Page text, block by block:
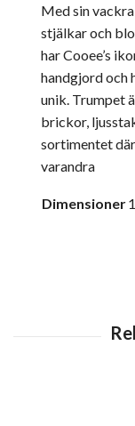
Med sin
stjälkar och
har Cooee’s
handgjord och
unik. Trumpet
brickor,
sortimentet
varandra
Dimensioner